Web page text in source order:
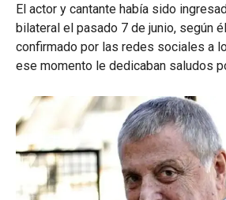
El actor y cantante había sido
bilateral el pasado 7 de junio, según
confirmado por las redes sociales a
ese momento le dedicaban saludos